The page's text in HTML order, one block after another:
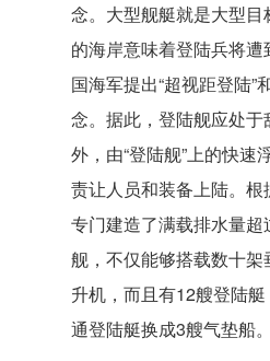
念。大型舰艇就是大型
的海岸意味着登陆兵将
国海军提出“超视距登陆”
念。据此，登陆舰应处于
外，由“登陆舰”上的快速
责让人员和装备上陆。
专门建造了满载排水量
舰，不仅能够搭载数十
升机，而且有12艘登陆
通登陆艇换成3艘气垫船。